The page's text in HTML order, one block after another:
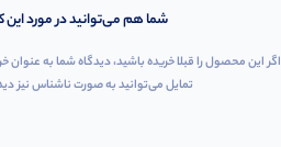
شما هم می‌توانید در مورد این
اگر این محصول را قبلا خریده باشید، دیدگاه شما به
تمایل می‌توانید به صورت ناشناس نیز